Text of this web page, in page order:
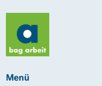
Menü